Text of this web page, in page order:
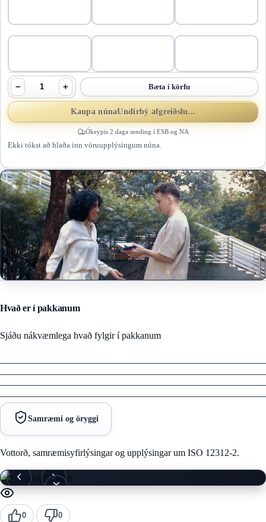
− + Bæta í körfu
Kaupa núnaUndirbý afgreiðslu...
Ókeypis 2 daga sending í ESB og NA
Ekki tókst að hlaða inn vöruupplýsingum núna.
Hvað er í pakkanum
Sjáðu nákvæmlega hvað fylgir í pakkanum
Samræmi og öryggi
Vottorð, samræmisyfirlýsingar og upplýsingar um ISO 12312-2.
0 0